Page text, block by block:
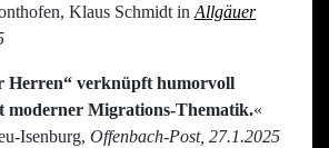
Klaus Schmidt in Allgäuer
Herren“ verknüpft humorvoll
moderner Migrations-Thematik.«
Isenburg, Offenbach-Post, 27.1.2025